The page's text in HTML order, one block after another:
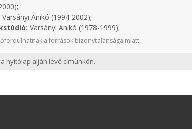
Varsányi Anikó (1994-2002);
Varsányi Anikó (1978-1999);
a források bizonytalansága miatt.
a nyitólap alján levő címünkön.